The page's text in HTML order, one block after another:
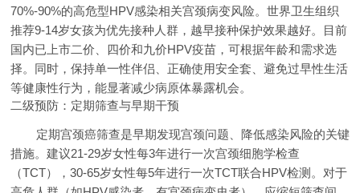
70%-90%的高危型HPV感染相关宫颈病变风险。世界卫生组织
推荐9-14岁女孩为优先接种人群，越早接种保护效果越好。目前
国内已上市二价、四价和九价HPV疫苗，可根据年龄和需求选
择。同时，保持单一性伴侣、正确使用安全套、避免过早性生活
等健康性行为，能显著减少病原体暴露机会。
二级预防：定期筛查与早期干预
定期宫颈癌筛查是早期发现宫颈问题、降低感染风险的关键
措施。建议21-29岁女性每3年进行一次宫颈细胞学检查
（TCT），30-65岁女性每5年进行一次TCT联合HPV检测。对于